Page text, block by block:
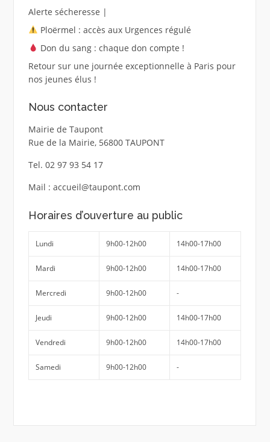
Alerte sécheresse |
Ploërmel : accès aux Urgences régulé
Don du sang : chaque don compte !
Retour sur une journée exceptionnelle à Paris pour
nos jeunes élus !
Nous contacter
Mairie de Taupont
Rue de la Mairie, 56800 TAUPONT
Tel. 02 97 93 54 17
Mail : accueil@taupont.com
Horaires d’ouverture au public
Lundi 9h00-12h00 14h00-17h00
Mardi 9h00-12h00 14h00-17h00
Mercredi 9h00-12h00 -
Jeudi 9h00-12h00 14h00-17h00
Vendredi 9h00-12h00 14h00-17h00
Samedi 9h00-12h00 -